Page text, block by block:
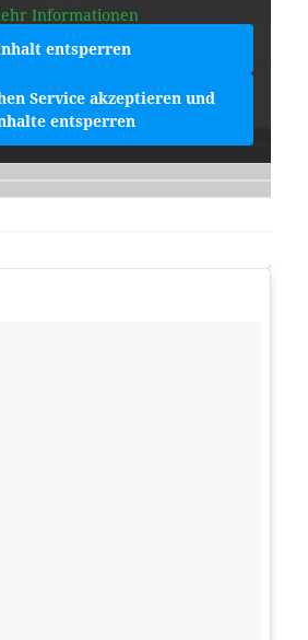
Informationen
entsperren
Service akzeptieren und
entsperren